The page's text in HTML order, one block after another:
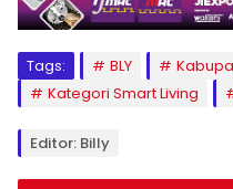
Tags: BLY
Kategori Smart Living
Editor: Billy